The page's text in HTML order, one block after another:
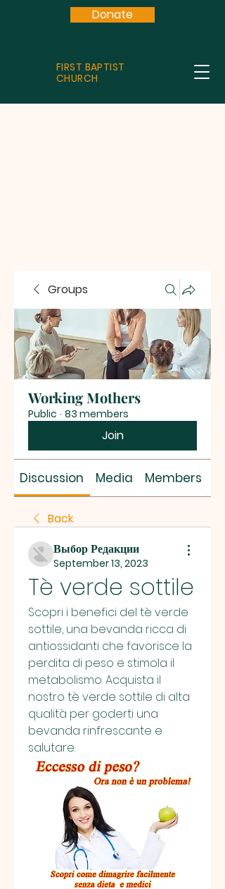
Donate
FIRST BAPTIST
CHURCH
Groups
Working Mothers
Public · 83 members
Join
Discussion Media Members
Back
Выбор Редакции
September 13, 2023
Tè verde sottile
Scopri i benefici del tè verde
sottile, una bevanda ricca di
antiossidanti che favorisce la
perdita di peso e stimola il
metabolismo. Acquista il
nostro tè verde sottile di alta
qualità per goderti una
bevanda rinfrescante e
salutare.